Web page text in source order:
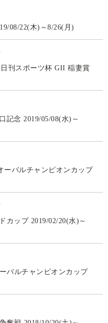
08/22(木)～8/26(月)
刊スポーツ杯 GII 稲妻賞
記念 2019/05/08(水)～
ーバルチャンピオンカップ
カップ 2019/02/20(水)～
バルチャンピオンカップ